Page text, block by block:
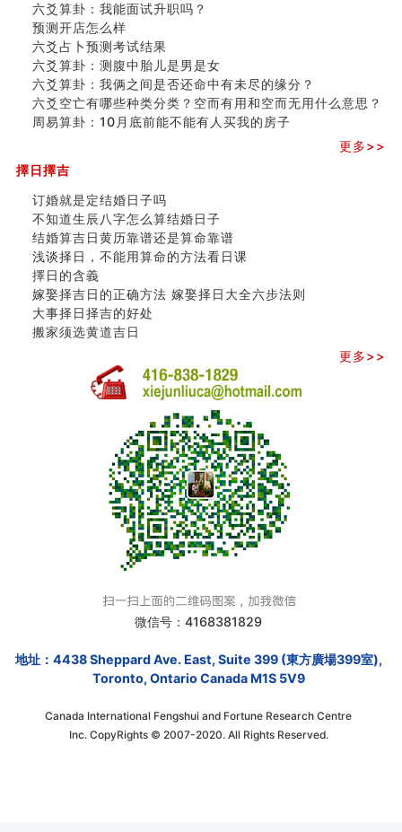
六爻算卦：我能面试升职吗？
预测开店怎么样
六爻占卜预测考试结果
六爻算卦：测腹中胎儿是男是女
六爻算卦：我俩之间是否还命中有未尽的缘分？
六爻空亡有哪些种类分类？空而有用和空而无用什么意思？
周易算卦：10月底前能不能有人买我的房子
更多>>
擇日擇吉
订婚就是定结婚日子吗
不知道生辰八字怎么算结婚日子
结婚算吉日黄历靠谱还是算命靠谱
浅谈择日，不能用算命的方法看日课
擇日的含義
嫁娶择吉日的正确方法 嫁娶择日大全六步法则
大事择日择吉的好处
搬家须选黄道吉日
更多>>
微信号：4168381829
地址：4438 Sheppard Ave. East, Suite 399 (東方廣場399室),
Toronto, Ontario Canada M1S 5V9
Canada International Fengshui and Fortune Research Centre
Inc. CopyRights © 2007-2020. All Rights Reserved.